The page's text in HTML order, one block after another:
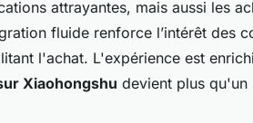
attrayantes, mais aussi les
fluide renforce l’intérêt des
l'achat. L'expérience est
Xiaohongshu devient plus